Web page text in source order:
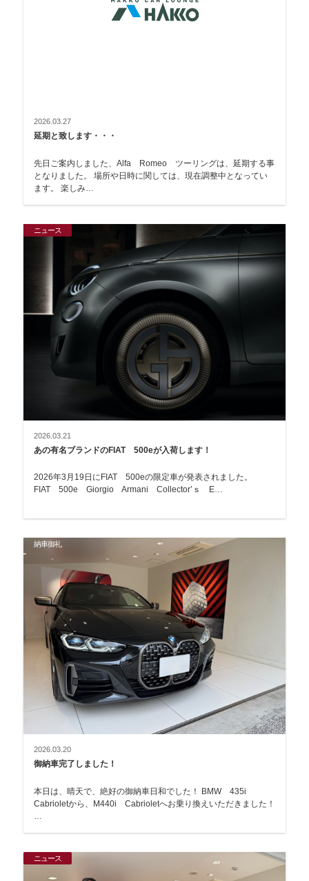
2026.03.27
延期と致します・・・
先日ご案内しました、Alfa Romeo ツーリングは、延期する事
となりました。 場所や日時に関しては、現在調整中となってい
ます。 楽しみ…
ニュース
2026.03.21
あの有名ブランドのFIAT 500eが入荷します！
2026年3月19日にFIAT 500eの限定車が発表されました。
FIAT 500e Giorgio Armani Collector’ｓ E…
納車御礼
2026.03.20
御納車完了しました！
本日は、晴天で、絶好の御納車日和でした！ BMW 435i
Cabrioletから、M440i Cabrioletへお乗り換えいただきました！
ニュース